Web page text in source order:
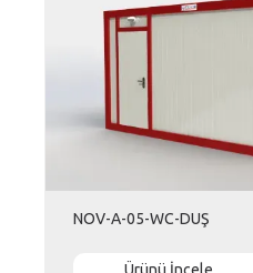
NOV-A-05-WC-DUŞ
Ürünü İncele